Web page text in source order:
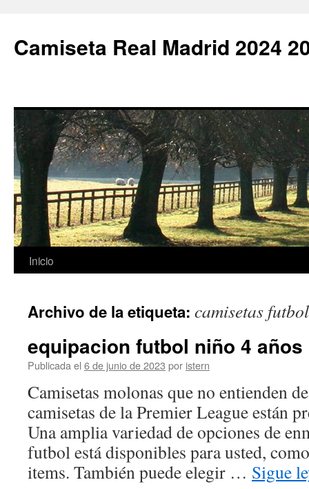
Camiseta Real Madrid 2024
Saltar
contenido
Inicio
Archivo de la etiqueta: camisetas
equipacion futbol niño 4 años
Publicada el 6 de junio de 2023 por istern
Camisetas molonas que no entienden
camisetas de la Premier League están
Una amplia variedad de opciones de
futbol está disponibles para usted,
items. También puede elegir … Sigue